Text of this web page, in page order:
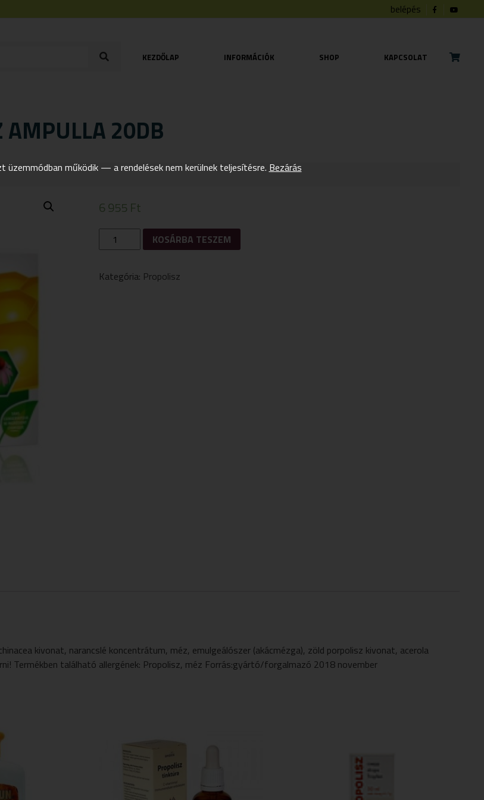
belépés
KEZDŐLAP INFORMÁCIÓK SHOP KAPCSOLAT
AMPULLA 20DB
6 955 Ft
ARKOROYAL
ZÖLD
20DB
KOSÁRBA TESZEM
Kategória: Propolisz
kivonat, narancslé koncentrátum, méz, emulgeálószer (akácmézga), zöld porpolisz kivonat, acerola
Termékben található allergének: Propolisz, méz Forrás:gyártó/forgalmazó 2018 november
üzemmódban működik — a rendelések nem kerülnek teljesítésre. Bezárás